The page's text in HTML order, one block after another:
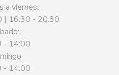
a viernes:
| 16:30 - 20:30
- 14:00
- 14:00